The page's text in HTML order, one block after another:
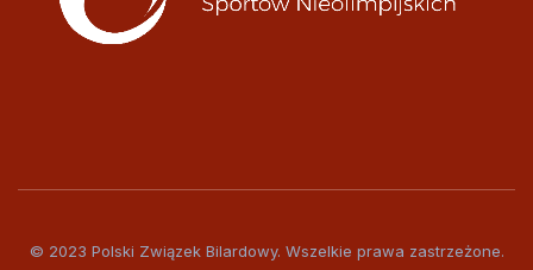
© 2023 Polski Związek Bilardowy. Wszelkie prawa zastrzeżone.